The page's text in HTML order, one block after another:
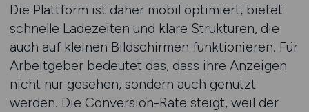
Die Plattform ist daher mobil optimiert, bietet
schnelle Ladezeiten und klare Strukturen, die
auch auf kleinen Bildschirmen funktionieren. Für
Arbeitgeber bedeutet das, dass ihre Anzeigen
nicht nur gesehen, sondern auch genutzt
werden. Die Conversion-Rate steigt, weil der